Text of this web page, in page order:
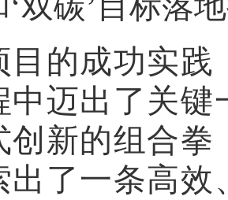
目的成功实践
中迈出了关键
创新的组合拳
出了一条高效